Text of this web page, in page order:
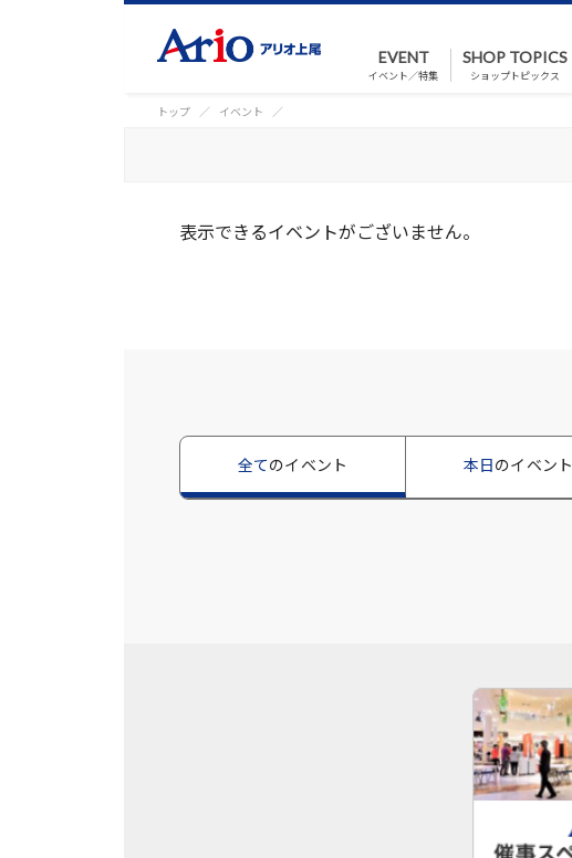
EVENT
イベント／特集
SHOP TOPICS
ショップトピックス
トップ イベント
表示できるイベントがございません。
全てのイベント 本日のイベント